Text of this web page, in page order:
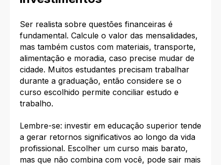
Ser realista sobre questões financeiras é
fundamental. Calcule o valor das mensalidades,
mas também custos com materiais, transporte,
alimentação e moradia, caso precise mudar de
cidade. Muitos estudantes precisam trabalhar
durante a graduação, então considere se o
curso escolhido permite conciliar estudo e
trabalho.
Lembre-se: investir em educação superior tende
a gerar retornos significativos ao longo da vida
profissional. Escolher um curso mais barato,
mas que não combina com você, pode sair mais